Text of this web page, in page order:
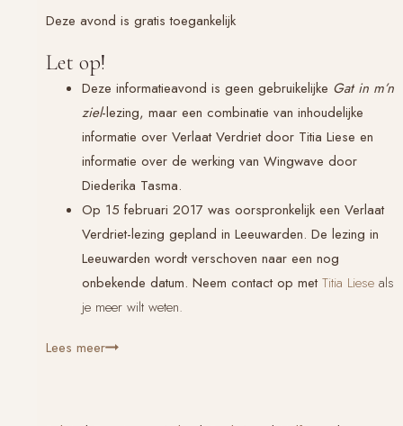
Deze avond is gratis toegankelijk
Let op!
Deze informatieavond is geen gebruikelijke Gat in m’n
ziel-lezing, maar een combinatie van inhoudelijke
informatie over Verlaat Verdriet door Titia Liese en
informatie over de werking van Wingwave door
Diederika Tasma.
Op 15 februari 2017 was oorspronkelijk een Verlaat
Verdriet-lezing gepland in Leeuwarden. De lezing in
Leeuwarden wordt verschoven naar een nog
onbekende datum. Neem contact op metTitia Liese als
je meer wilt weten.
Lees meerVerlaat